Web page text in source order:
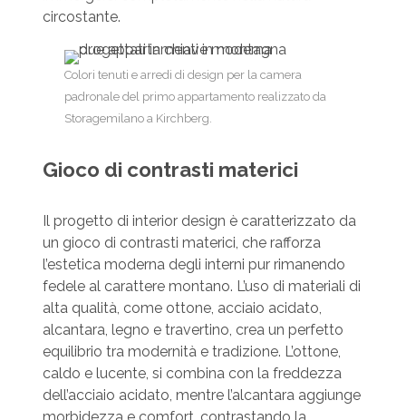
circostante.
Colori tenuti e arredi di design per la camera
padronale del primo appartamento realizzato da
Storagemilano a Kirchberg.
Gioco di contrasti materici
Il progetto di interior design è caratterizzato da
un gioco di contrasti materici, che rafforza
l’estetica moderna degli interni pur rimanendo
fedele al carattere montano. L’uso di materiali di
alta qualità, come ottone, acciaio acidato,
alcantara, legno e travertino, crea un perfetto
equilibrio tra modernità e tradizione. L’ottone,
caldo e lucente, si combina con la freddezza
dell’acciaio acidato, mentre l’alcantara aggiunge